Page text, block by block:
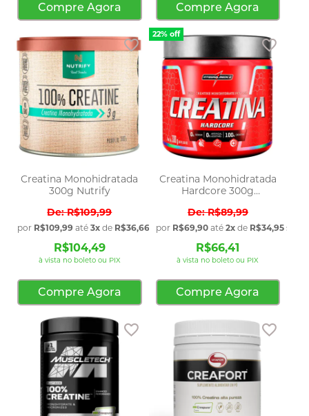
Compre Agora Compre Agora
Creatina Monohidratada
300g Nutrify
R$109,99
por R$109,99 até 3x de R$36,66 sem juros
R$104,49
à vista no boleto ou PIX
Adicionar aos favoritos
Compre Agora
22% off
Creatina Monohidratada
Hardcore 300g
R$89,99
por R$69,90até 2xde R$34,95sem
R$66,41
à vista no boleto ou PIX
Compre Agora